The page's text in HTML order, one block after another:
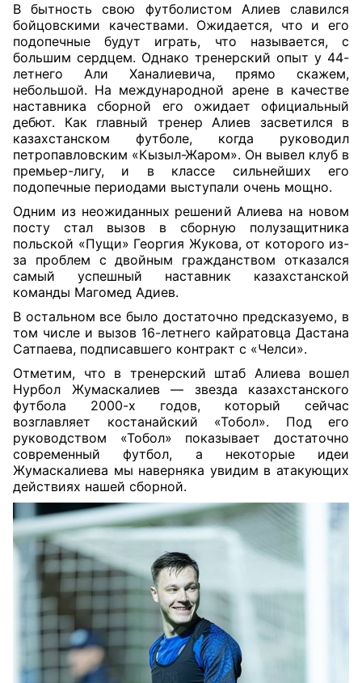
В бытность свою футболистом Алиев славился
бойцовскими качествами. Ожидается, что и его
подопечные будут играть, что называется, с
большим сердцем. Однако тренерский опыт у 44-
летнего Али Ханалиевича, прямо скажем,
небольшой. На международной арене в качестве
наставника сборной его ожидает официальный
дебют. Как главный тренер Алиев засветился в
казахстанском футболе, когда руководил
петропавловским «Кызыл-Жаром». Он вывел клуб в
премьер-лигу, и в классе сильнейших его
подопечные периодами выступали очень мощно.
Одним из неожиданных решений Алиева на новом
посту стал вызов в сборную полузащитника
польской «Пущи» Георгия Жукова, от которого из-
за проблем с двойным гражданством отказался
самый успешный наставник казахстанской
команды Магомед Адиев.
В остальном все было достаточно предсказуемо, в
том числе и вызов 16-летнего кайратовца Дастана
Сатпаева, подписавшего контракт с «Челси».
Отметим, что в тренерский штаб Алиева вошел
Нурбол Жумаскалиев — звезда казахстанского
футбола 2000-х годов, который сейчас
возглавляет костанайский «Тобол». Под его
руководством «Тобол» показывает достаточно
современный футбол, а некоторые идеи
Жумаскалиева мы наверняка увидим в атакующих
действиях нашей сборной.